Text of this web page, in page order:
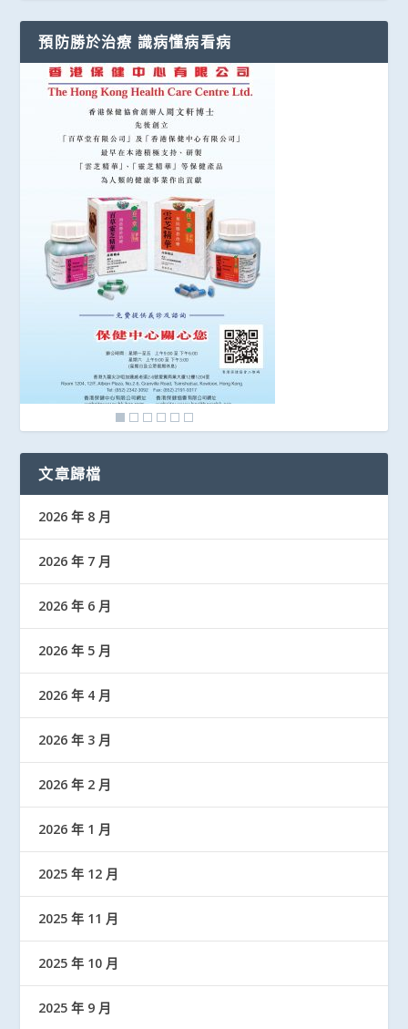
預防勝於治療 識病懂病看病
文章歸檔
2026 年 8 月
2026 年 7 月
2026 年 6 月
2026 年 5 月
2026 年 4 月
2026 年 3 月
2026 年 2 月
2026 年 1 月
2025 年 12 月
2025 年 11 月
2025 年 10 月
2025 年 9 月